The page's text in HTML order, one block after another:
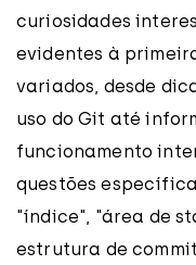
curiosidades
evidentes à
variados, desde
uso do Git até
funcionamento
questões
"índice", "área de
estrutura de